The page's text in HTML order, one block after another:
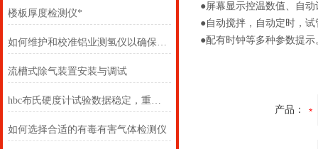
楼板厚度检测仪*
如何维护和校准铝业测氢仪以确保准确度？
流槽式除气装置安装与调试
hbc布氏硬度计试验数据稳定，重现性好
如何选择合适的有毒有害气体检测仪
●屏幕显示控温数值、自
●自动搅拌，自动定时，
●配有时钟等多种参数提示
产品：